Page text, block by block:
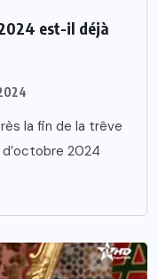
est-il déjà
la fin de la trêve
2024